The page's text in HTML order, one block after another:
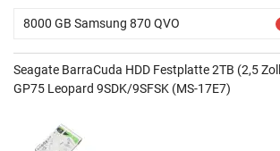
8000 GB Samsung 870 QVO
Seagate BarraCuda HDD Festplatte 2TB (2,5
GP75 Leopard 9SDK/9SFSK (MS-17E7)